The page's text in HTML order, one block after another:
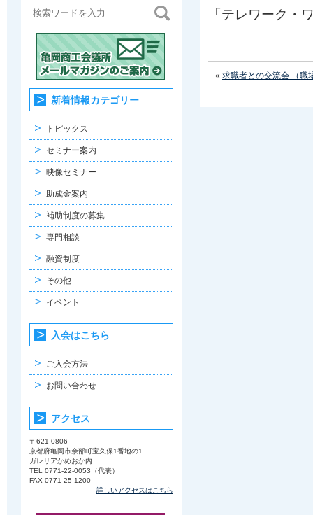
「テレワーク・
« 求職者との交流会 （職
新着情報カテゴリー
トピックス
セミナー案内
映像セミナー
助成金案内
補助制度の募集
専門相談
融資制度
その他
イベント
入会はこちら
ご入会方法
お問い合わせ
アクセス
〒621-0806
京都府亀岡市余部町宝久保1番地の1
ガレリアかめおか内
TEL 0771-22-0053（代表）
FAX 0771-25-1200
詳しいアクセスはこちら